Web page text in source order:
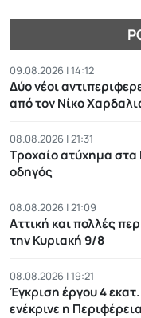
09.08.2026 | 14:12
Δύο νέοι
από τον Νίκο
08.08.2026 | 21:31
Τροχαίο ατύχημα
οδηγός
08.08.2026 | 21:09
Αττική και πολλές
την Κυριακή 9/8
08.08.2026 | 19:21
Έγκριση έργου 4
ενέκρινε η